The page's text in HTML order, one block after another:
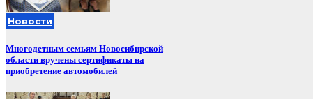
Новости
Многодетным семьям Новосибирской
области вручены сертификаты на
приобретение автомобилей